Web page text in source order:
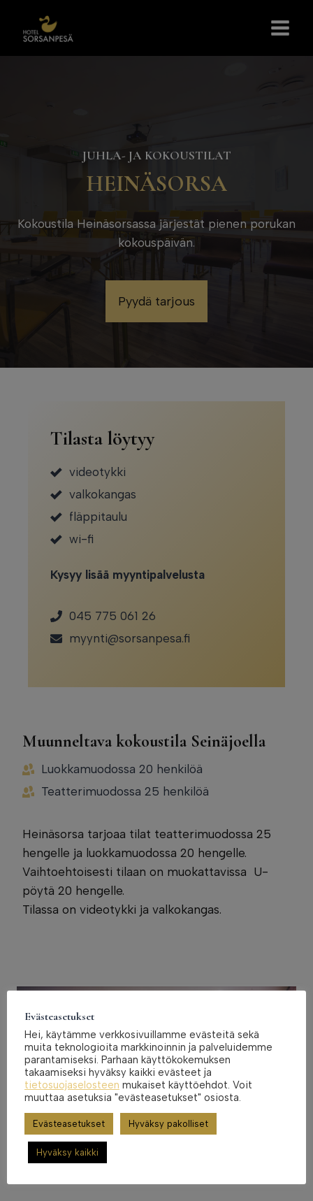
sisältöön
JUHLA- JA KOKOUSTILAT
HEINÄSORSA
Kokoustila Heinäsorsassa järjestät pienen porukan
kokouspäivän.
Pyydä tarjous
Tilasta löytyy
videotykki
valkokangas
fläppitaulu
wi-fi
Kysyy lisää myyntipalvelusta
045 775 061 26
myynti@sorsanpesa.fi
Muunneltava kokoustila Seinäjoella
Luokkamuodossa 20 henkilöä
Teatterimuodossa 25 henkilöä
Heinäsorsa tarjoaa tilat teatterimuodossa 25
hengelle ja luokkamuodossa 20 hengelle.
Vaihtoehtoisesti tilaan on muokattavissa U-
pöytä 20 hengelle.
Tilassa on videotykki ja valkokangas.
Evästeasetukset
Hei, käytämme verkkosivuillamme evästeitä sekä
muita teknologioita markkinoinnin ja palveluidemme
parantamiseksi. Parhaan käyttökokemuksen
takaamiseksi hyväksy kaikki evästeet ja
tietosuojaselosteen mukaiset käyttöehdot. Voit
muuttaa asetuksia "evästeasetukset" osiosta.
Evästeasetukset Hyväksy pakolliset
Hyväksy kaikki